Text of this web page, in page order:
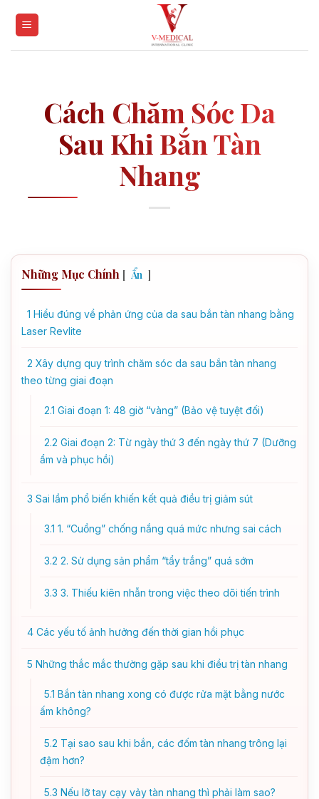
Cách Chăm Sóc Da
Sau Khi Bắn Tàn
Nhang
Những Mục Chính [ Ẩn ]
1 Hiểu đúng về phản ứng của da sau bắn tàn nhang bằng
Laser Revlite
2 Xây dựng quy trình chăm sóc da sau bắn tàn nhang
theo từng giai đoạn
2.1 Giai đoạn 1: 48 giờ “vàng” (Bảo vệ tuyệt đối)
2.2 Giai đoạn 2: Từ ngày thứ 3 đến ngày thứ 7 (Dưỡng
ẩm và phục hồi)
3 Sai lầm phổ biến khiến kết quả điều trị giảm sút
3.1 1. “Cuồng” chống nắng quá mức nhưng sai cách
3.2 2. Sử dụng sản phẩm “tẩy trắng” quá sớm
3.3 3. Thiếu kiên nhẫn trong việc theo dõi tiến trình
4 Các yếu tố ảnh hưởng đến thời gian hồi phục
5 Những thắc mắc thường gặp sau khi điều trị tàn nhang
5.1 Bắn tàn nhang xong có được rửa mặt bằng nước
ấm không?
5.2 Tại sao sau khi bắn, các đốm tàn nhang trông lại
đậm hơn?
5.3 Nếu lỡ tay cạy vảy tàn nhang thì phải làm sao?